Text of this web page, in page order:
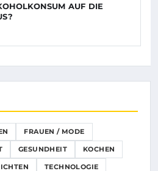
AUF DIE
FRAUEN / MODE
GESUNDHEIT KOCHEN
TECHNOLOGIE